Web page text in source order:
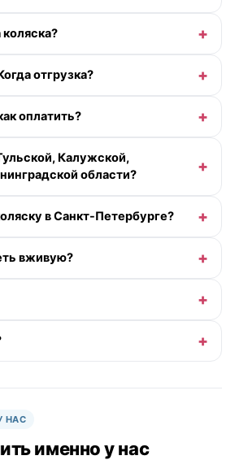
отгрузка?
оплатить?
Калужской,
области?
в Санкт-Петербурге?
вживую?
НАС
именно у нас